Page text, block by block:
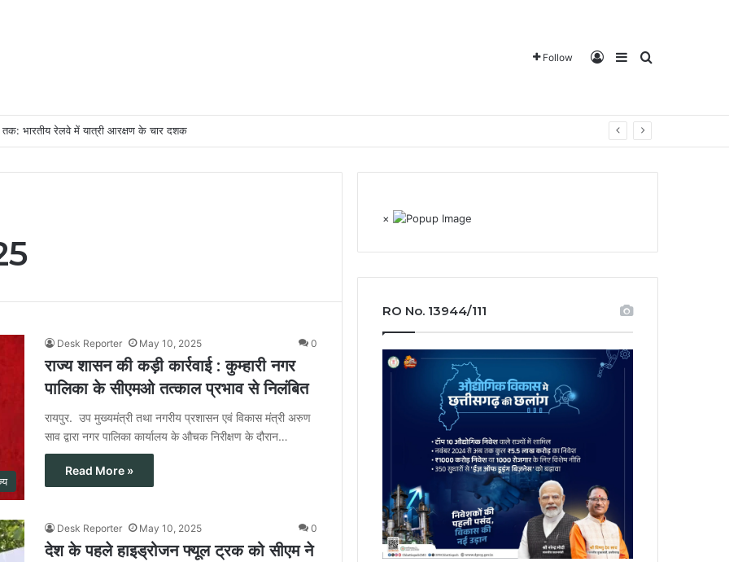
Follow Log InSidebarSearch for
की मजबूत नींव के लिए पोषण एवं बाल कल्याण पर राज्य नीति आयोग–यूनिसेफ का मंथन
Desk Reporter May 10, 2025 0
राज्य शासन की कड़ी कार्रवाई : कुम्हारी नगर
पालिका के सीएमओ तत्काल प्रभाव से निलंबित
रायपुर. उप मुख्यमंत्री तथा नगरीय प्रशासन एवं विकास मंत्री अरुण
साव द्वारा नगर पालिका कार्यालय के औचक निरीक्षण के दौरान…
Read More »
Desk Reporter May 10, 2025 0
देश के पहले हाइड्रोजन फ्यूल ट्रक को सीएम ने
×
RO No. 13944/111